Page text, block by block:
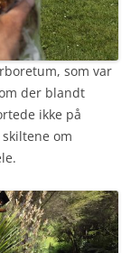
som var
der blandt
ikke på
om